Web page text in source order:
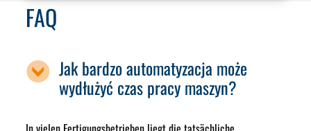
FAQ
Jak bardzo automatyzacja może
wydłużyć czas pracy maszyn?